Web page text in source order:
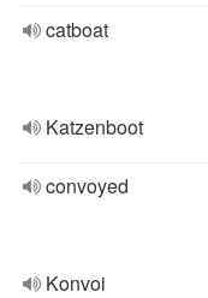
catboat
Katzenboot
convoyed
Konvoi